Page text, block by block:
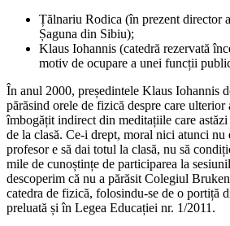
Țălnariu Rodica (în prezent director
Șaguna din Sibiu);
Klaus Iohannis (catedră rezervată
motiv de ocupare a unei funcții
În anul 2000, președintele Klaus Iohannis
părăsind orele de fizică despre care ulterior
îmbogățit indirect din meditațiile care
de la clasă. Ce-i drept, moral nici atunci nu
profesor e să dai totul la clasă, nu să
mile de cunoștințe de participarea la
descoperim că nu a părăsit Colegiul
catedra de fizică, folosindu-se de o portiță
preluată și în Legea Educației nr. 1/2011.